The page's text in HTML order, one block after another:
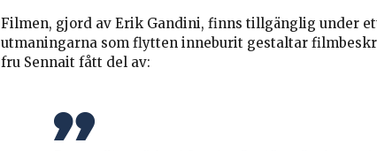
Filmen, gjord av Erik Gandini, finns tillgänglig under
utmaningarna som flytten inneburit gestaltar
fru Sennait fått del av: